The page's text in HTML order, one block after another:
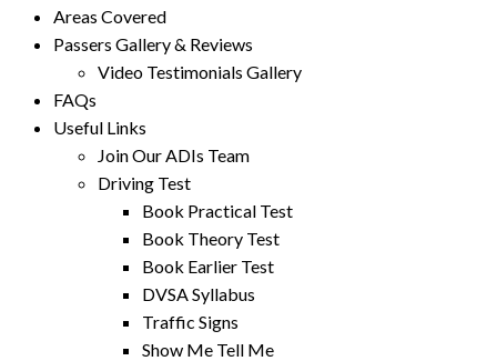
Areas Covered
Passers Gallery & Reviews
Video Testimonials Gallery
FAQs
Useful Links
Join Our ADIs Team
Driving Test
Book Practical Test
Book Theory Test
Book Earlier Test
DVSA Syllabus
Traffic Signs
Show Me Tell Me